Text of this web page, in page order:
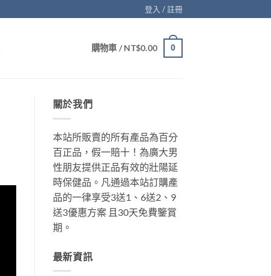
登入 / 註冊
購物車 /NT$0.00 0
關於我們
本站所販賣的所有產品為百分
百正品，假一賠十！為廣大男
性朋友提供正品有效的壯陽延
時保健品。凡通過本站訂購產
品的一律享受3送1、6送2、9
送3優惠方案 且30天免費鑒賞
期。
最新資訊